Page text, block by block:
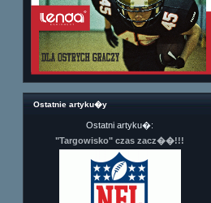
Ostatnie artyku�y
Ostatni artyku�:
"Targowisko" czas zacz��!!!